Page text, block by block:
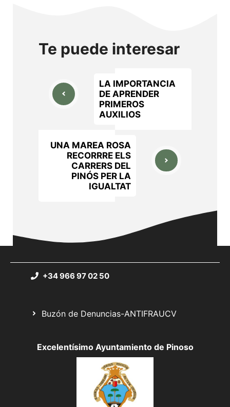
Te puede interesar
LA IMPORTANCIA
DE APRENDER
PRIMEROS
AUXILIOS
UNA MAREA ROSA
RECORRRE ELS
CARRERS DEL
PINÓS PER LA
IGUALTAT
+34 966 97 02 50
Buzón de Denuncias-ANTIFRAUCV
Excelentísimo Ayuntamiento de Pinoso